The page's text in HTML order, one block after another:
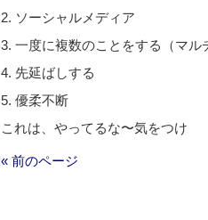
2. ソーシャルメディア
3. 一度に複数のことをする（マル
4. 先延ばしする
5. 優柔不断
これは、やってるな〜気をつけ
« 前のページ